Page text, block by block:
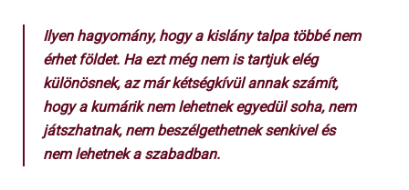
Ilyen hagyomány, hogy a kislány talpa többé nem
érhet földet. Ha ezt még nem is tartjuk elég
különösnek, az már kétségkívül annak számít,
hogy a kumárik nem lehetnek egyedül soha, nem
játszhatnak, nem beszélgethetnek senkivel és
nem lehetnek a szabadban.